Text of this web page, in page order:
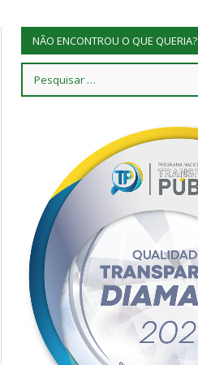
NÃO ENCONTROU O QUE QUERIA?